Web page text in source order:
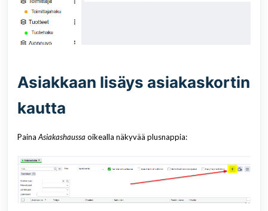
Asiakkaan lisäys asiakaskortin
kautta
Paina Asiakashaussa oikealla näkyvää plusnappia: